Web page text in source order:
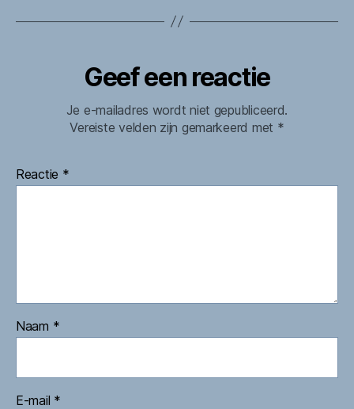
Geef een reactie
Je e-mailadres wordt niet gepubliceerd.
Vereiste velden zijn gemarkeerd met *
Reactie *
Naam *
E-mail *